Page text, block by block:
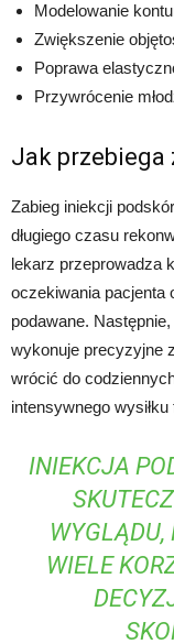
Modelowanie
Zwiększenie
Poprawa
Przywrócenie
Jak
Zabieg iniekcji
długiego czasu
lekarz przeprowadza
oczekiwania pacjenta
podawane.
wykonuje precyzyjne
wrócić do
intensywnego
INIEKCJA
WYGLĄDU,
WIELE